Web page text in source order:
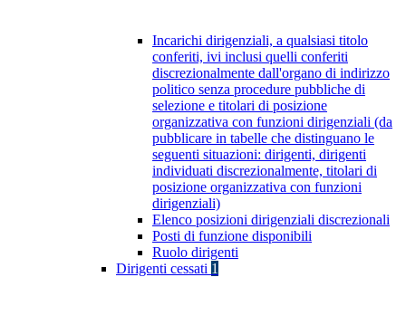
Incarichi dirigenziali, a qualsiasi titolo
conferiti, ivi inclusi quelli conferiti
discrezionalmente dall'organo di indirizzo
politico senza procedure pubbliche di
selezione e titolari di posizione
organizzativa con funzioni dirigenziali (da
pubblicare in tabelle che distinguano le
seguenti situazioni: dirigenti, dirigenti
individuati discrezionalmente, titolari di
posizione organizzativa con funzioni
dirigenziali)
Elenco posizioni dirigenziali discrezionali
Posti di funzione disponibili
Ruolo dirigenti
Dirigenti cessati 1